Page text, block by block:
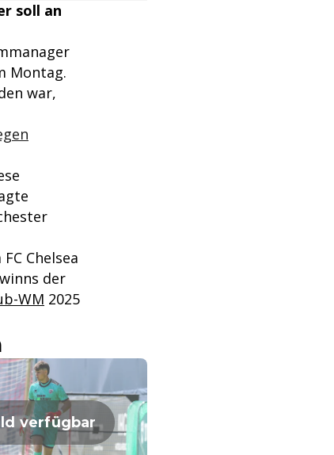
soll an
Montag.
war,
Chelsea
der
WM 2025
verfügbar